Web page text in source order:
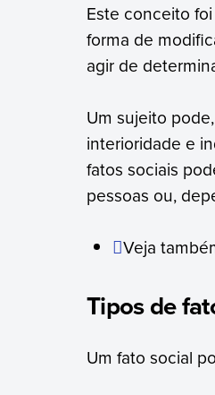
Este conceito
forma de
agir de
Um sujeito
interioridade e
fatos sociais
pessoas ou,
Veja
Tipos de
Um fato social